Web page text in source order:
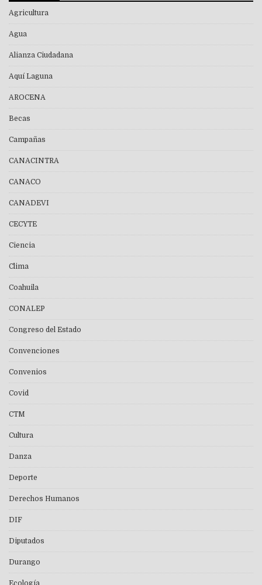
Agricultura
Agua
Alianza Ciudadana
Aquí Laguna
AROCENA
Becas
Campañas
CANACINTRA
CANACO
CANADEVI
CECYTE
Ciencia
Clima
Coahuila
CONALEP
Congreso del Estado
Convenciones
Convenios
Covid
CTM
Cultura
Danza
Deporte
Derechos Humanos
DIF
Diputados
Durango
Ecología